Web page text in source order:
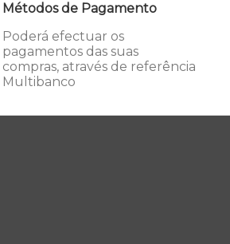
Métodos de Pagamento
Poderá efectuar os
pagamentos das suas
compras, através de referência
Multibanco